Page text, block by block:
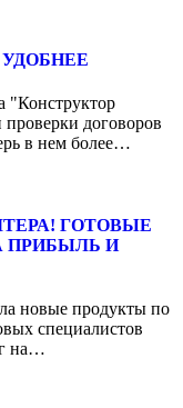
"Конструктор
проверки договоров
в нем более…
ГОТОВЫЕ
ПРИБЫЛЬ И
новые продукты по
специалистов
на…